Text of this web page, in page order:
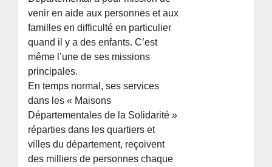
venir en aide aux personnes et aux
familles en difficulté en particulier
quand il y a des enfants. C’est
même l’une de ses missions
principales.
En temps normal, ses services
dans les « Maisons
Départementales de la Solidarité »
réparties dans les quartiers et
villes du département, reçoivent
des milliers de personnes chaque